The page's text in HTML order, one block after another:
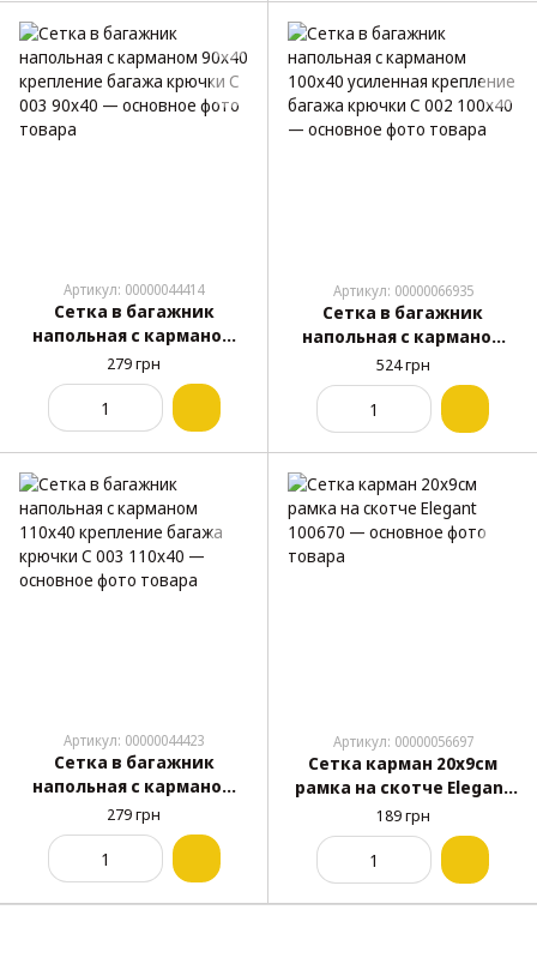
Артикул: 00000044414
Сетка в багажник
напольная с карманом
90х40 крепление багажа
крючки С 003 90x40
279 грн
Артикул: 00000066935
Сетка в багажник
напольная с карманом
100х40 усиленная
крепление багажа
крючки С 002 100x40
524 грн
Артикул: 00000044423
Сетка в багажник
напольная с карманом
110х40 крепление багажа
крючки С 003 110x40
279 грн
Артикул: 00000056697
Сетка карман 20х9см
рамка на скотче Elegant
100670
189 грн